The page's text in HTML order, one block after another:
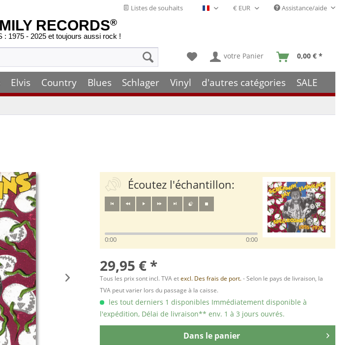
Listes de souhaits Français- FR Assistance/aide
RECORDS®
: 1975 - 2025 et toujours aussi rock !
votre Panier 0,00 € *
Elvis Country Blues Schlager Vinyl d'autres catégories SALE
Écoutez l'échantillon:
0:00 0:00
29,95 € *
Tous les prix sont incl. TVA etexcl. Des frais de port.- Selon le pays de livraison, la
TVA peut varier lors du passage à la caisse.
les tout derniers 1 disponibles Immédiatement disponible à
l'expédition, Délai de livraison** env. 1 à 3 jours ouvrés.
Dans le panier